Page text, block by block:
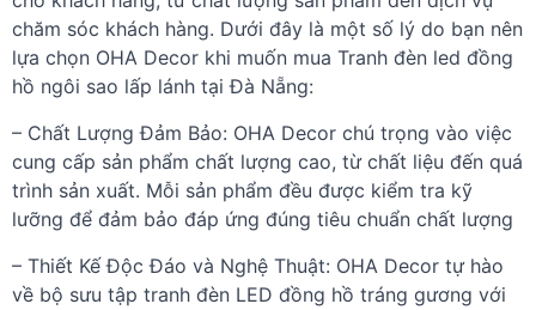
chăm sóc khách hàng. Dưới đây là một số lý do bạn nên
lựa chọn OHA Decor khi muốn mua Tranh đèn led đồng
hồ ngôi sao lấp lánh tại Đà Nẵng:
– Chất Lượng Đảm Bảo: OHA Decor chú trọng vào việc
cung cấp sản phẩm chất lượng cao, từ chất liệu đến quá
trình sản xuất. Mỗi sản phẩm đều được kiểm tra kỹ
lưỡng để đảm bảo đáp ứng đúng tiêu chuẩn chất lượng
– Thiết Kế Độc Đáo và Nghệ Thuật: OHA Decor tự hào
về bộ sưu tập tranh đèn LED đồng hồ tráng gương với